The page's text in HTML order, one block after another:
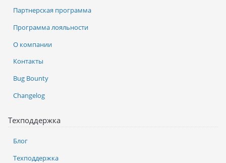
Партнерская программа
Программа лояльности
О компании
Контакты
Bug Bounty
Changelog
Техподдержка
Блог
Техподдержка